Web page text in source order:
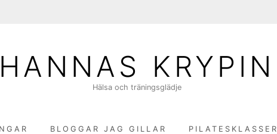
HANNAS KRYPIN
Hälsa och träningsglädje
BLOGGAR JAG GILLAR PILATESKLASSER